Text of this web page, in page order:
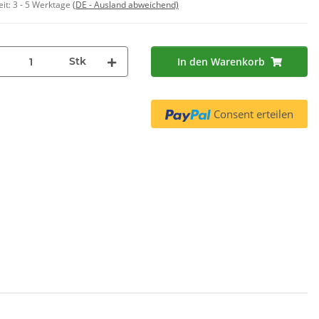
3 - 5 Werktage (DE - Ausland abweichend)
Stk In den Warenkorb
Consent erteilen
pro 1